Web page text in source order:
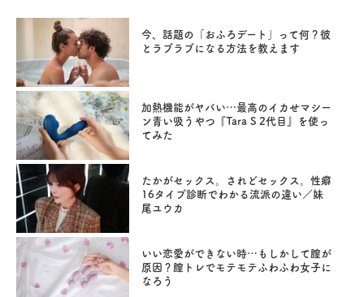
今、話題の「おふろデート」って何？彼
とラブラブになる方法を教えます
加熱機能がヤバい…最高のイカせマシー
ン青い吸うやつ『Tara S 2代目』を使っ
てみた
たかがセックス。されどセックス。性癖
16タイプ診断でわかる流派の違い／妹
尾ユウカ
いい恋愛ができない時…もしかして膣が
原因？膣トレでモテモテふわふわ女子に
なろう